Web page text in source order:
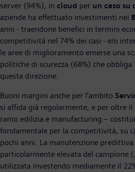
server (94%), in cloud per un caso su
aziende ha effettuato investimenti nei
anni - traendone benefici in termini
competitività nel 74% dei casi - e/o
le aree di miglioramento emerse una
politiche di scurezza (68%) che
questa direzione.
Buoni margini anche per l’ambito
si affida già regolarmente, e per oltre il
ramo edilizia e manufacturing –
fondamentale per la competitività, su
pochi anni. La manutenzione
particolarmente elevata del campione
utilizzata investendo mediamente il